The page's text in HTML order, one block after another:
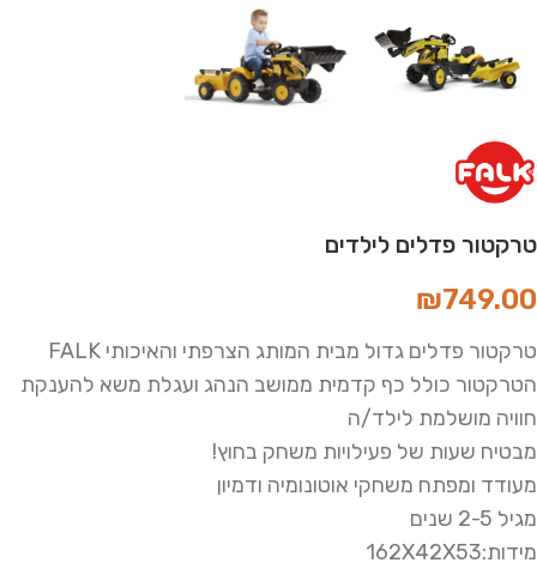
טרקטור פדלים לילדים
₪749.00
טרקטור פדלים גדול מבית המותג הצרפתי והאיכותי FALK
הטרקטור כולל כף קדמית ממושב הנהג ועגלת משא להענקת
חוויה מושלמת לילד/ה
מבטיח שעות של פעילויות משחק בחוץ!
מעודד ומפתח משחקי אוטונומיה ודמיון
מגיל 2-5 שנים
מידות:162X42X53